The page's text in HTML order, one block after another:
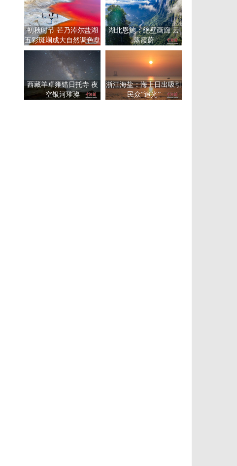
初秋时节 芒乃淖尔盐湖
五彩斑斓成大自然调色盘
湖北恩施：绝壁画廊 云
蒸霞蔚
西藏羊卓雍错日托寺 夜
空银河璀璨
浙江海盐：海上日出吸引
民众“追光”